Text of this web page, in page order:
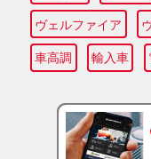
ヴェルファイア
車高調 輸入車